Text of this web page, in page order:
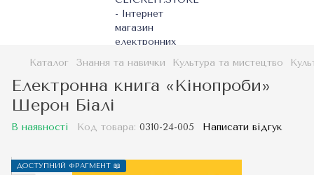
Каталог Знання та навички Культура та мистецтво
Електронна книга «Кінопроби»
Шерон Біалі
В наявності Код товара: 0310-24-005 Написати відгук
ДОСТУПНИЙ ФРАГМЕНТ 📖